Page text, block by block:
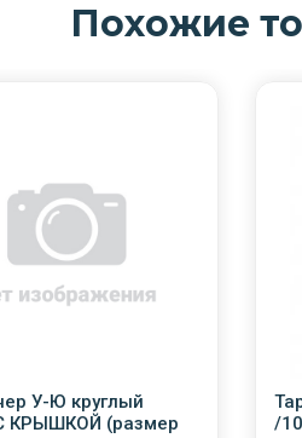
Похожие
У-Ю круглый
КРЫШКОЙ (размер
/